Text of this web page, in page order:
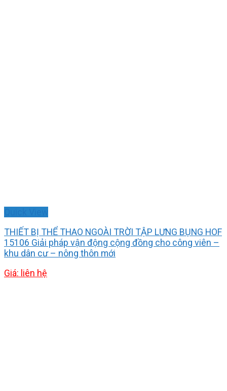
THIẾT BỊ THỂ THAO NGOÀI TRỜI TẬP LƯNG BỤNG HOF
15106 Giải pháp vận động cộng đồng cho công viên –
khu dân cư – nông thôn mới
Giá: liên hệ